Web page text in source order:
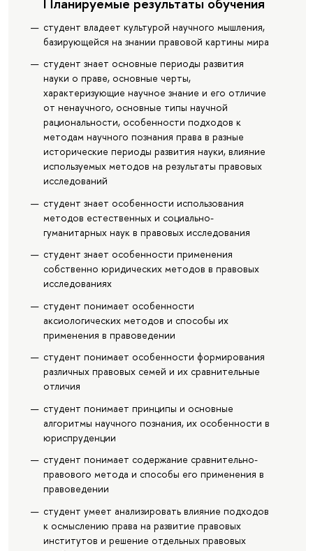
студент владеет культурой научного мышления,
базирующейся на знании правовой картины мира
студент знает основные периоды развития
науки о праве, основные черты,
характеризующие научное знание и его отличие
от ненаучного, основные типы научной
рациональности, особенности подходов к
методам научного познания права в разные
исторические периоды развития науки, влияние
используемых методов на результаты правовых
исследований
студент знает особенности использования
методов естественных и социально-
гуманитарных наук в правовых исследования
студент знает особенности применения
собственно юридических методов в правовых
исследованиях
студент понимает особенности
аксиологических методов и способы их
применения в правоведении
студент понимает особенности формирования
различных правовых семей и их сравнительные
отличия
студент понимает принципы и основные
алгоритмы научного познания, их особенности в
юриспруденции
студент понимает содержание сравнительно-
правового метода и способы его применения в
правоведении
студент умеет анализировать влияние подходов
к осмыслению права на развитие правовых
институтов и решение отдельных правовых